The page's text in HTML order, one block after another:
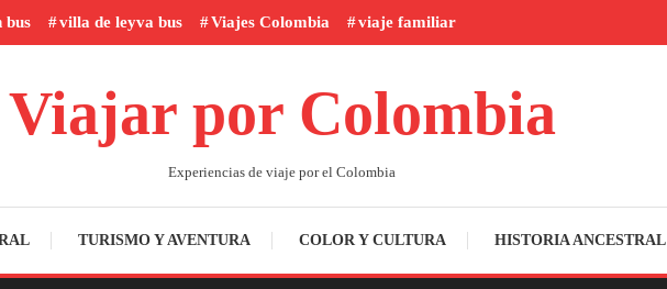
bus villa de leyva bus Viajes Colombia viaje familiar
Viajar por Colombia
Experiencias de viaje por el Colombia
TURISMO Y AVENTURA COLOR Y CULTURA HISTORIA ANCESTRAL